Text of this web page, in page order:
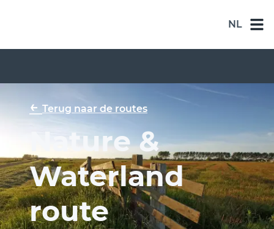
NL
NL
FR
← Terug naar de routes
Nature &
Waterland
route